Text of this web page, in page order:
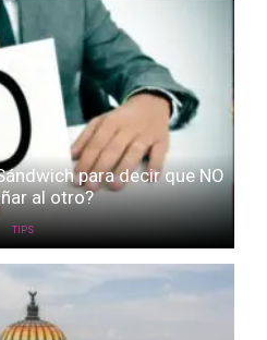
para decir que NO
al otro?
TIPS